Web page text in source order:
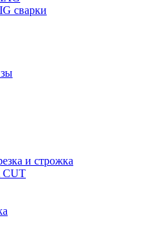
сварки
и строжка
CUT